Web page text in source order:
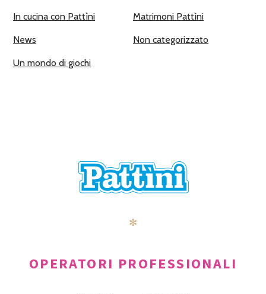
In cucina con Pattìni Matrimoni Pattìni
News Non categorizzato
Un mondo di giochi
✻
OPERATORI PROFESSIONALI